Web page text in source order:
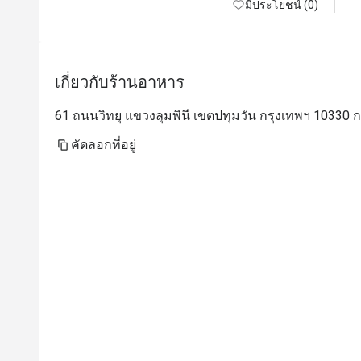
มีประโยชน์ (0)
เกี่ยวกับร้านอาหาร
61 ถนนวิทยุ แขวงลุมพินี เขตปทุมวัน กรุงเทพฯ 10330 ก
คัดลอกที่อยู่